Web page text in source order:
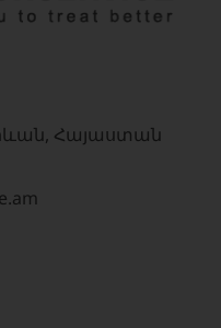
Հայաստան